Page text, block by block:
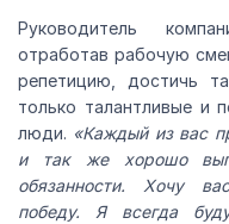
Руководитель
отработав рабочую
репетицию, достичь
только талантливые и
люди. «Каждый из вас
и так же хорошо
обязанности. Хочу
победу. Я всегда